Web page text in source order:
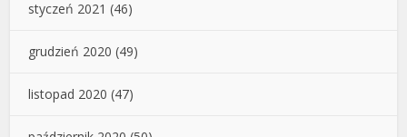
styczeń 2021 (46)
grudzień 2020 (49)
listopad 2020 (47)